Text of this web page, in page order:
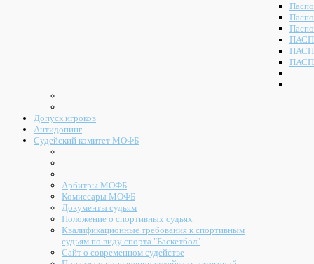
Допуск игроков
Антидопинг
Судейский комитет МОФБ
Арбитры МОФБ
Комиссары МОФБ
Документы судьям
Положение о спортивных судьях
Квалификационные требования к спортивным
судьям по виду спорта "Баскетбол"
Сайт о современном судействе